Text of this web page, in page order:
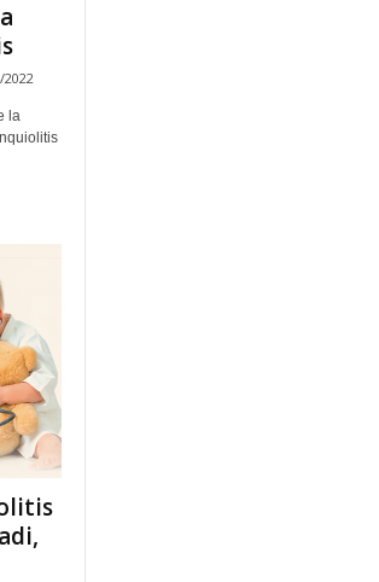
2022
la